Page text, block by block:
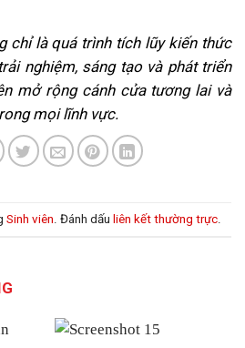
chỉ là quá trình tích lũy kiến thức
nghiệm, sáng tạo và phát triển
mở rộng cánh cửa tương lai và
mọi lĩnh vực.
Sinh viên . Đánh dấu liên kết thường trực